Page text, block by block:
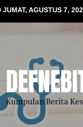
JUMAT, AGUSTUS 7,